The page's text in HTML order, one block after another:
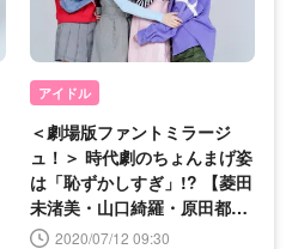
アイドル
＜劇場版ファントミラージ
ュ！＞ 時代劇のちょんまげ姿
は「恥ずかしすぎ」!? 【菱田
未渚美・山口綺羅・原田都
愛・石井蘭 インタビュー前
2020/07/12 09:30